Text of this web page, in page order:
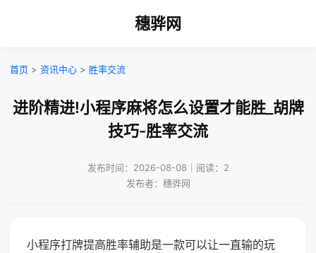
穗骅网
首页 > 资讯中心 > 胜率交流
进阶精进!小程序麻将怎么设置才能胜_胡牌
技巧-胜率交流
发布时间：2026-08-08｜阅读：2
发布者：穗骅网
小程序打牌提高胜率辅助是一款可以让一直输的玩